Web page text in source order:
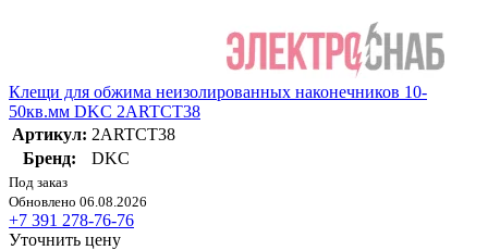
Клещи для обжима неизолированных наконечников 10-
50кв.мм DKC 2ARTCT38
Артикул: 2ARTCT38
Бренд:
DKC
Под заказ
Обновлено 06.08.2026
+7 391 278-76-76
Уточнить цену